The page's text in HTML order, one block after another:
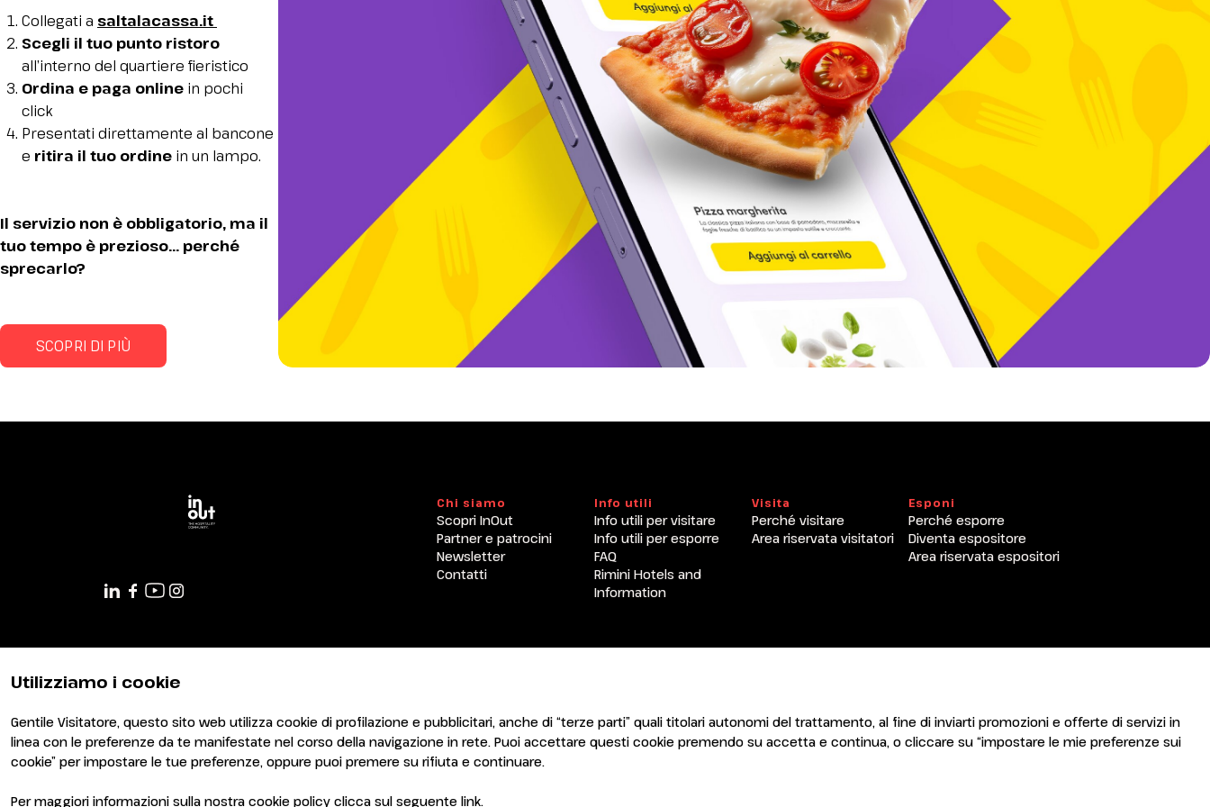
Stai pianificando la tua visita a InOut?
RICHIEDI IL TUO BIGLIETTO!
Desideri esporre a InOut?
RICHIEDI UN PREVENTIVO
Collegati a saltalacassa.it
Scegli il tuo punto ristoro
all’interno del quartiere fieristico
Ordina e paga online in pochi
click
Presentati direttamente al bancone
e ritira il tuo ordine in un lampo.
Il servizio non è obbligatorio, ma il
tuo tempo è prezioso... perché
sprecarlo?
SCOPRI DI PIÙ
Utilizziamo i cookie
Gentile Visitatore, questo sito web utilizza cookie di profilazione e pubblicitari, anche di “terze parti” quali titolari autonomi del trattamento, al fine di inviarti promozioni e offerte di servizi in
linea con le preferenze da te manifestate nel corso della navigazione in rete. Puoi accettare questi cookie premendo su accetta e continua, o cliccare su “impostare le mie preferenze sui
cookie” per impostare le tue preferenze, oppure puoi premere su rifiuta e continuare.
Per maggiori informazioni sulla nostra cookie policy clicca sul seguente link.
Chi siamo
Scopri InOut
Partner e patrocini
Newsletter
Contatti
Info utili
Info utili per visitare
Info utili per esporre
FAQ
Rimini Hotels and
Information
Visita
Perché visitare
Area riservata visitatori
Esponi
Perché esporre
Diventa espositore
Area riservata espositori